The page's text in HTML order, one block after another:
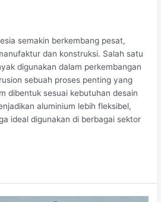
semakin berkembang pesat,
dan konstruksi. Salah satu
digunakan dalam perkembangan
sebuah proses penting yang
dibentuk sesuai kebutuhan desain
aluminium lebih fleksibel,
ideal digunakan di berbagai sektor